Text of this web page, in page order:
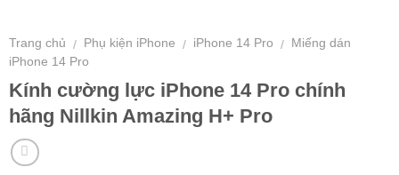
Trang chủ / Phụ kiện iPhone / iPhone 14 Pro /
Miếng dán
iPhone 14 Pro
Kính cường lực iPhone 14 Pro chính
hãng Nillkin Amazing H+ Pro